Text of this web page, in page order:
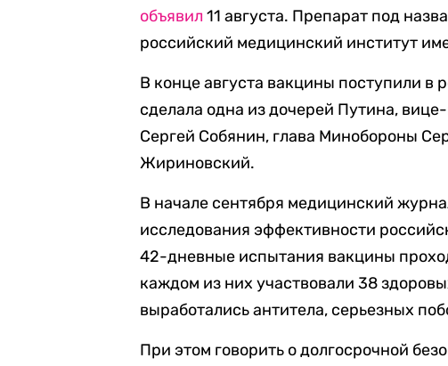
объявил 11 августа. Препарат под
российский медицинский институт
В конце августа вакцины поступили
сделала одна из дочерей Путина,
Сергей Собянин, глава Минобороны
Жириновский.
В начале сентября медицинский
исследования эффективности
42-дневные испытания вакцины
каждом из них участвовали 38
выработались антитела, серьезных
При этом говорить о долгосрочной